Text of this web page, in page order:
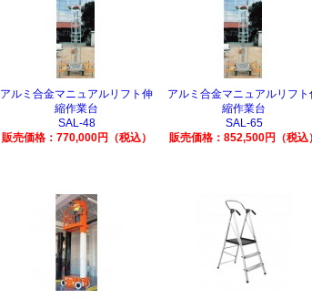
アルミ合金マニュアルリフト伸
縮作業台
SAL-48
販売価格：770,000円（税込）
アルミ合金マニュアルリフト
縮作業台
SAL-65
販売価格：852,500円（税込）